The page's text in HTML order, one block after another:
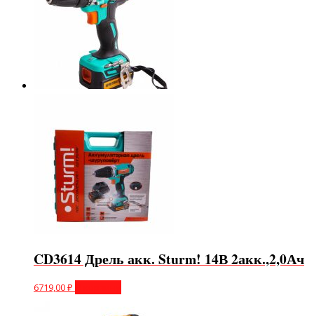
CD3614 Дрель акк. Sturm! 14В 2акк.,2,0Ач
6719,00₽